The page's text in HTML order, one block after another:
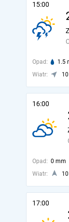
15:00
Opad: 1.5
Wiatr:
16:00
Opad: 0 mm
Wiatr:
17:00